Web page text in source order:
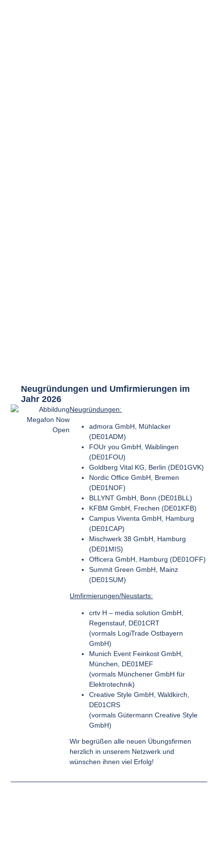
Neugründungen und Umfirmierungen im
Jahr 2026
Neugründungen:
admora GmbH, Mühlacker
(DE01ADM)
FOUr you GmbH, Waiblingen
(DE01FOU)
Goldberg Vital KG, Berlin (DE01GVK)
Nordic Office GmbH, Bremen
(DE01NOF)
BLLYNT GmbH, Bonn (DE01BLL)
KFBM GmbH, Frechen (DE01KFB)
Campus Viventa GmbH, Hamburg
(DE01CAP)
Mischwerk 38 GmbH, Hamburg
(DE01MIS)
Officera GmbH, Hamburg (DE01OFF)
Summit Green GmbH, Mainz
(DE01SUM)
Umfirmierungen/Neustarts:
crtv H – media solution GmbH,
Regenstauf, DE01CRT
(vormals LogiTrade Ostbayern
GmbH)
Munich Event Feinkost GmbH,
München, DE01MEF
(vormals Münchener GmbH für
Elektrotechnik)
Creative Style GmbH, Waldkirch,
DE01CRS
(vormals Gütermann Creative Style
GmbH)
Wir begrüßen alle neuen Übungsfirmen
herzlich in unserem Netzwerk und
wünschen ihnen viel Erfolg!